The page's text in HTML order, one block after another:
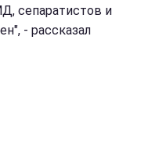
сепаратистов и
- рассказал